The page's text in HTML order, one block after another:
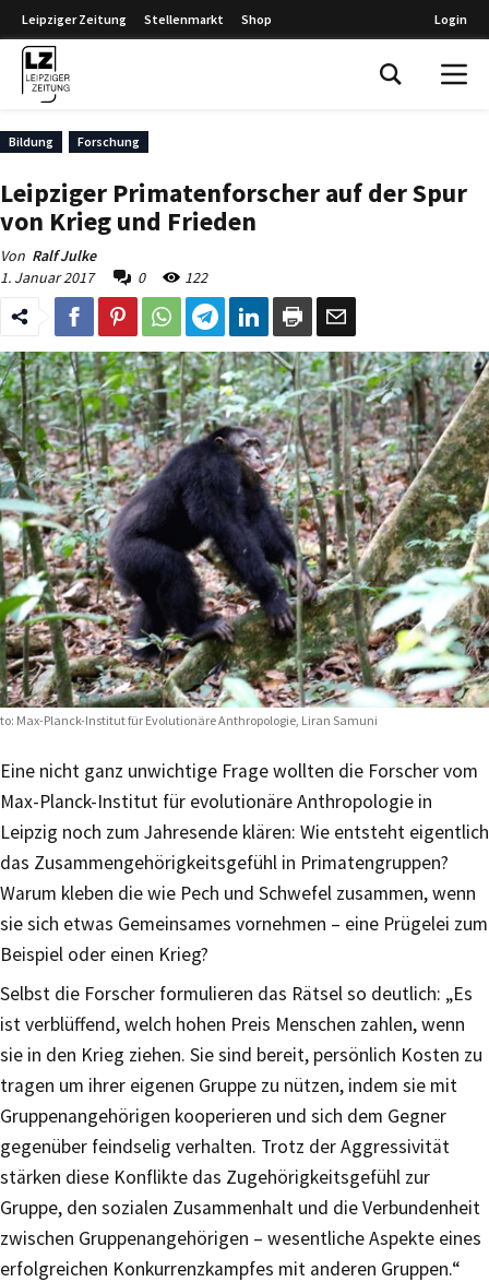
Leipziger Zeitung Stellenmarkt Shop Login
Bildung Forschung
Leipziger Primatenforscher auf der Spur
von Krieg und Frieden
Von Ralf Julke
1. Januar 2017
0 122
Max-Planck-Institut für Evolutionäre Anthropologie, Liran Samuni
Eine nicht ganz unwichtige Frage wollten die Forscher vom
Max-Planck-Institut für evolutionäre Anthropologie in
Leipzig noch zum Jahresende klären: Wie entsteht eigentlich
das Zusammengehörigkeitsgefühl in Primatengruppen?
Warum kleben die wie Pech und Schwefel zusammen, wenn
sie sich etwas Gemeinsames vornehmen – eine Prügelei zum
Beispiel oder einen Krieg?
Selbst die Forscher formulieren das Rätsel so deutlich: „Es
ist verblüffend, welch hohen Preis Menschen zahlen, wenn
sie in den Krieg ziehen. Sie sind bereit, persönlich Kosten zu
tragen um ihrer eigenen Gruppe zu nützen, indem sie mit
Gruppenangehörigen kooperieren und sich dem Gegner
gegenüber feindselig verhalten. Trotz der Aggressivität
stärken diese Konflikte das Zugehörigkeitsgefühl zur
Gruppe, den sozialen Zusammenhalt und die Verbundenheit
zwischen Gruppenangehörigen – wesentliche Aspekte eines
erfolgreichen Konkurrenzkampfes mit anderen Gruppen.“